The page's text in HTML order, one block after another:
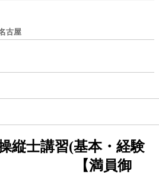
古屋
縦士講習(基本・経験
) 【満員御